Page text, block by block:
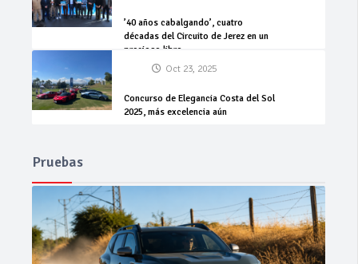
’40 años cabalgando’, cuatro
décadas del Circuito de Jerez en un
precioso libro
Oct 23, 2025
Concurso de Elegancia Costa del Sol
2025, más excelencia aún
Pruebas